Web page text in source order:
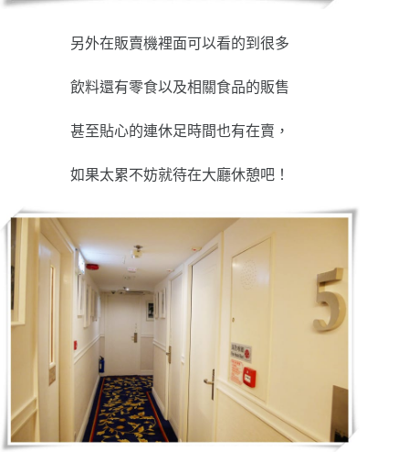
另外在販賣機裡面可以看的到很多
飲料還有零食以及相關食品的販售
甚至貼心的連休足時間也有在賣，
如果太累不妨就待在大廳休憩吧！